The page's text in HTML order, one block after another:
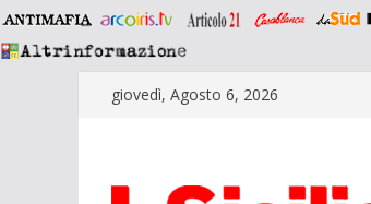
Saltagiovedì, Agosto 6, 2026